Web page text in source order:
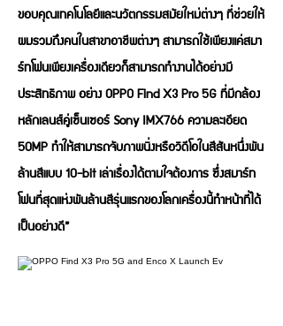
ขอบคุณเทคโนโลยีและนวัตกรรมสมัยใหม่ต่างๆ ที่ช่วยให้
ผมรวมถึงคนในสาขาอาชีพต่างๆ สามารถใช้เพียงแค่สมา
ร์ทโฟนเพียงเครื่องเดียวก็สามารถทำงานได้อย่างมี
ประสิทธิภาพ อย่าง OPPO Find X3 Pro 5G ที่มีกล้อง
หลักเลนส์คู่เซ็นเซอร์ Sony IMX766 ความละเอียด
50MP ทำให้สามารถจับภาพนิ่งหรือวิดีโอในสีสันหนึ่งพัน
ล้านสีแบบ 10-bit เล่าเรื่องได้ตามใจต้องการ ซึ่งสมาร์ท
โฟนที่สุดแห่งพันล้านสีรุ่นแรกของโลกเครื่องนี้ทำหน้าที่ได้
เป็นอย่างดี”